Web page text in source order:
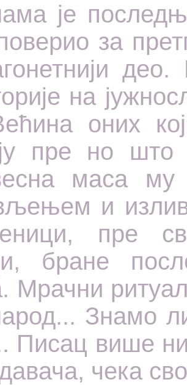
је
за
на
оних
пре но
маса му
и
пре
бране
Мрачни
Знамо
Писац више
чека